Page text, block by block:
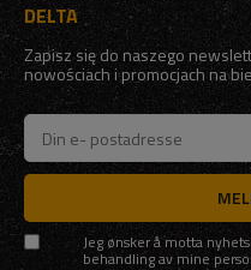
DELTA
Zapisz się do naszego
nowościach i promocjach na
Jeg ønsker å motta
behandling av mine